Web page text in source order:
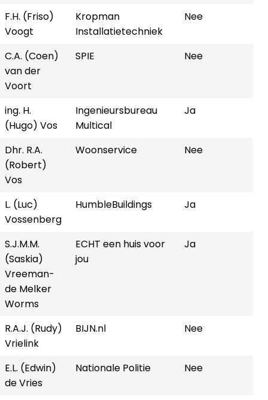
F.H. (Friso)
Voogt
Kropman
Installatietechniek
Nee
C.A. (Coen)
van der
Voort
SPIE Nee
ing. H.
(Hugo) Vos
Ingenieursbureau
Multical
Ja
Dhr. R.A.
(Robert)
Vos
Woonservice Nee
L. (Luc)
Vossenberg
HumbleBuildings Ja
S.J.M.M.
(Saskia)
Vreeman-
de Melker
Worms
ECHT een huis voor
jou
Ja
R.A.J. (Rudy)
Vrielink
BIJN.nl Nee
E.L. (Edwin)
de Vries
Nationale Politie Nee